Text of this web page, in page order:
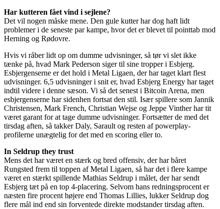
Har kutteren fået vind i sejlene?
Det vil nogen måske mene. Den gule kutter har dog haft lidt
problemer i de seneste par kampe, hvor det er blevet til pointtab mod
Herning og Rødovre.
Hvis vi råber lidt op om dumme udvisninger, så tør vi slet ikke
tænke på, hvad Mark Pederson siger til sine tropper i Esbjerg.
Esbjergenserne er det hold i Metal Ligaen, der har taget klart flest
udvisninger. 6,5 udvisninger i snit er, hvad Esbjerg Energy har taget
indtil videre i denne sæson. Vi så det senest i Bitcoin Arena, men
esbjergenserne har sidenhen fortsat den stil. Især spillere som Jannik
Christensen, Mark French, Christian Wejse og Jeppe Vinther har tit
været garant for at tage dumme udvisninger. Fortsætter de med det
tirsdag aften, så takker Daly, Sarault og resten af powerplay-
profilerne unægtelig for det med en scoring eller to.
In Seldrup they trust
Mens det har været en stærk og bred offensiv, der har båret
Rungsted frem til toppen af Metal Ligaen, så har det i flere kampe
været en stærkt spillende Mathias Seldrup i målet, der har sendt
Esbjerg tæt på en top 4-placering. Selvom hans redningsprocent er
næsten fire procent højere end Thomas Lillies, lukker Seldrup dog
flere mål ind end sin forventede direkte modstander tirsdag aften.